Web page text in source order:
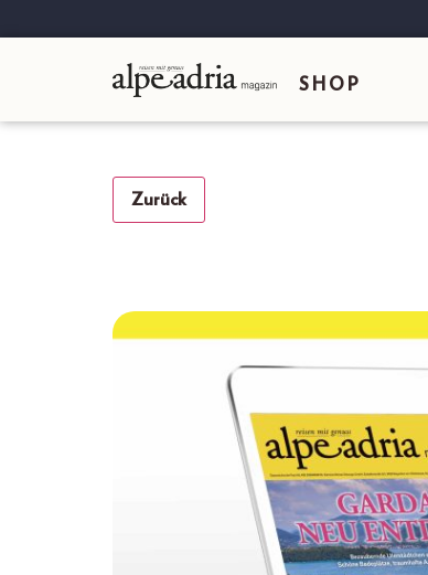
SHOP
Zurück